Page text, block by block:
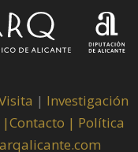
| Investigación
Contacto | Política